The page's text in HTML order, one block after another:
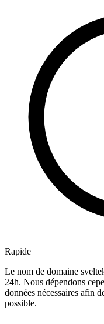
Rapide
Le nom de domaine
24h. Nous dépendons
données nécessaires afin
possible.